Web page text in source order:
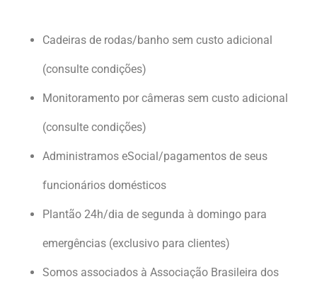
Cadeiras de rodas/banho sem custo adicional
(consulte condições)
Monitoramento por câmeras sem custo adicional
(consulte condições)
Administramos eSocial/pagamentos de seus
funcionários domésticos
Plantão 24h/dia de segunda à domingo para
emergências (exclusivo para clientes)
Somos associados à Associação Brasileira dos